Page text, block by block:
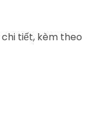
chi tiết, kèm theo